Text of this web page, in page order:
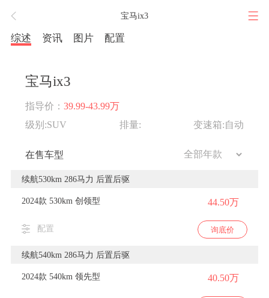
宝马ix3
综述 资讯 图片 配置
宝马ix3
指导价： 39.99-43.99万
级别:SUV
排量: 变速箱:自动
在售车型
续航530km 286马力 后置后驱
2024款 530km 创领型 44.50万
配置 询底价
续航540km 286马力 后置后驱
2024款 540km 领先型 40.50万